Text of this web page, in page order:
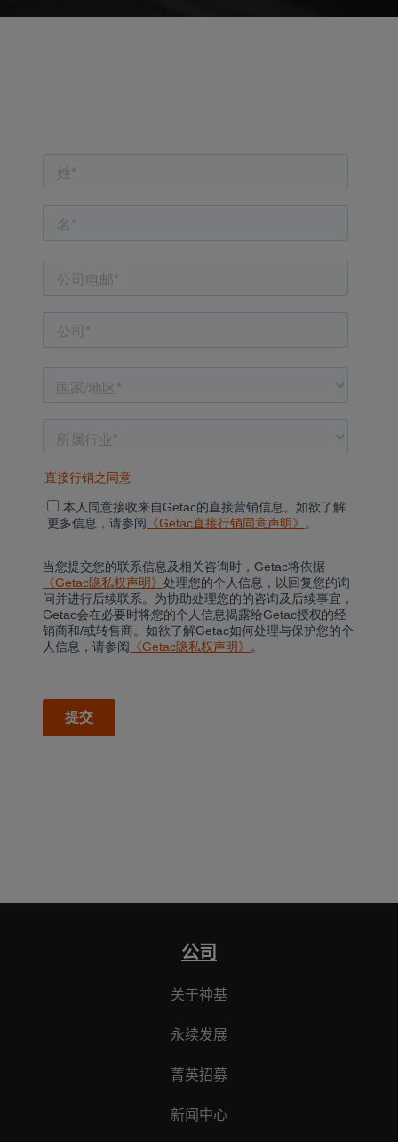
公司
关于神基
永续发展
菁英招募
新闻中心